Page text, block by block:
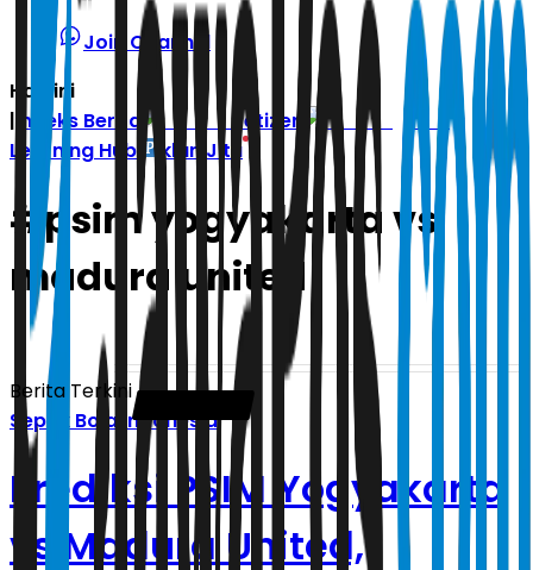
Join Channel
Hari ini
| Indeks Berita
Zetizen
Learning Hub
Iklan Jitu
# psim yogyakarta vs
madura united
Berita Terkini
Sepak Bola Indonesia
Prediksi PSIM Yogyakarta
vs Madura United,